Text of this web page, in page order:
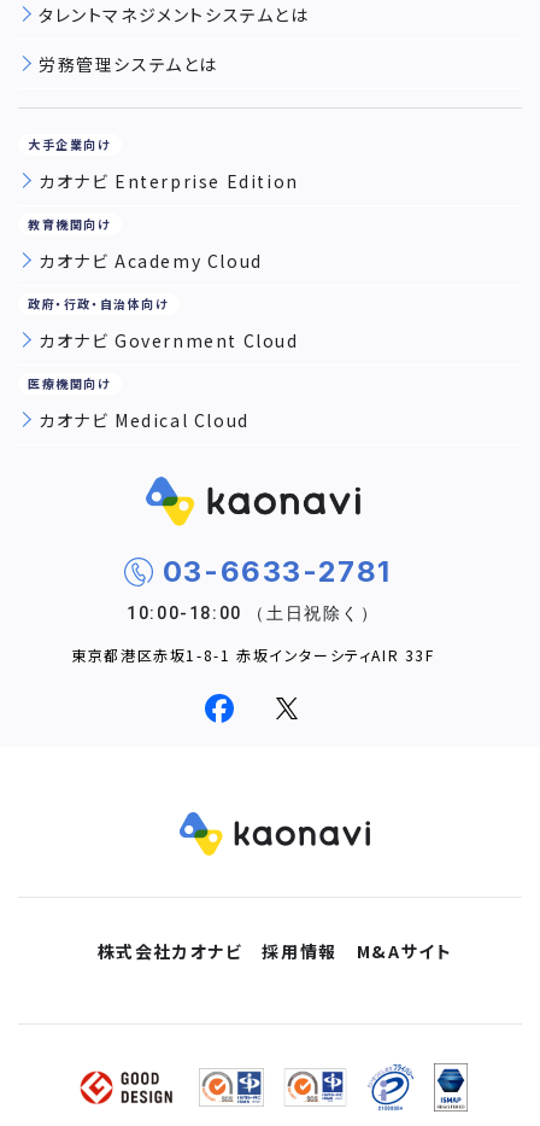
タレントマネジメントシステムとは
労務管理システムとは
カオナビ Enterprise Edition
カオナビ Academy Cloud
カオナビ Government Cloud
カオナビ Medical Cloud
03-6633-2781
東京都港区赤坂1-8-1 赤坂インターシティAIR 33F
株式会社カオナビ 採用情報 M&Aサイト